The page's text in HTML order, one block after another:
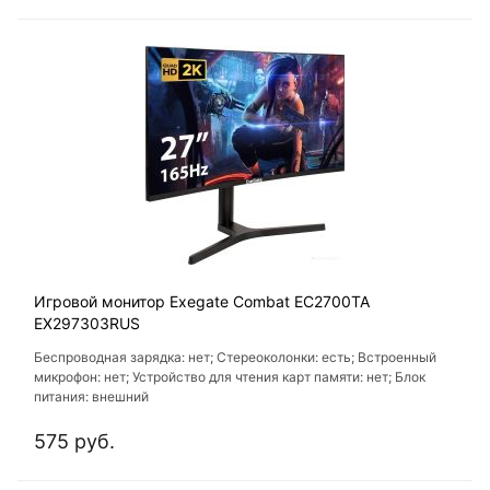
Игровой монитор Exegate Combat EC2700TA
EX297303RUS
Беспроводная зарядка: нет; Стереоколонки: есть; Встроенный
микрофон: нет; Устройство для чтения карт памяти: нет; Блок
питания: внешний
575 руб.